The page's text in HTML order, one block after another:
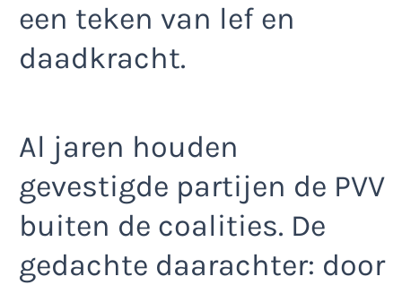
een teken van lef en
daadkracht.
Al jaren houden
gevestigde partijen de PVV
buiten de coalities. De
gedachte daarachter: door